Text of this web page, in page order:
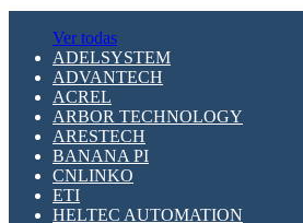
Ver todas
ADELSYSTEM
ADVANTECH
ACREL
ARBOR TECHNOLOGY
ARESTECH
BANANA PI
CNLINKO
ETI
HELTEC AUTOMATION